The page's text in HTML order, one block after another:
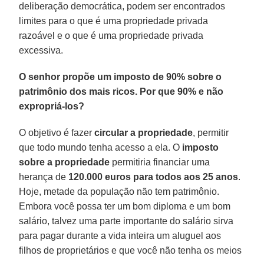
deliberação democrática, podem ser encontrados
limites para o que é uma propriedade privada
razoável e o que é uma propriedade privada
excessiva.
O senhor propõe um imposto de 90% sobre o
patrimônio dos mais ricos. Por que 90% e não
expropriá-los?
O objetivo é fazercircular a propriedade, permitir
que todo mundo tenha acesso a ela. O imposto
sobre a propriedade permitiria financiar uma
herança de 120.000 euros para todos aos 25 anos.
Hoje, metade da população não tem patrimônio.
Embora você possa ter um bom diploma e um bom
salário, talvez uma parte importante do salário sirva
para pagar durante a vida inteira um aluguel aos
filhos de proprietários e que você não tenha os meios